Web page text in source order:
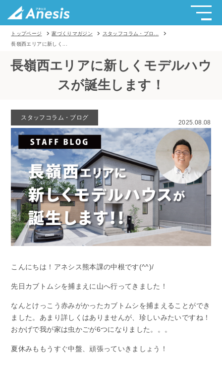
トップページ 家づくりマガジン
スタッフコラム・ブロ...
長嶺西エリアに新しく...
長嶺西エリアに新しくモデルハウ
スが誕生します！
スタッフコラム・ブログ
2025.08.08
こんにちは！アネシス熊本課の中根です(^^)/
先日カブトムシを捕まえに山へ行ってきました！
なんとけっこう赤みがかったカブトムシを捕まえることができ
ました。あまり詳しくはありませんが、珍しいみたいですね！
おかげで我が家は虫かごが6つになりました。。。
夏休みももうすぐ中盤、頑張っていきましょう！